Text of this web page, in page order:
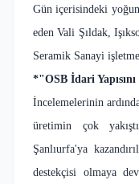
Gün içerisindeki
eden Vali Şıldak,
Seramik Sanayi
*"OSB İdari
İncelemelerinin
üretimin çok
Şanlıurfa'ya
destekçisi olmaya